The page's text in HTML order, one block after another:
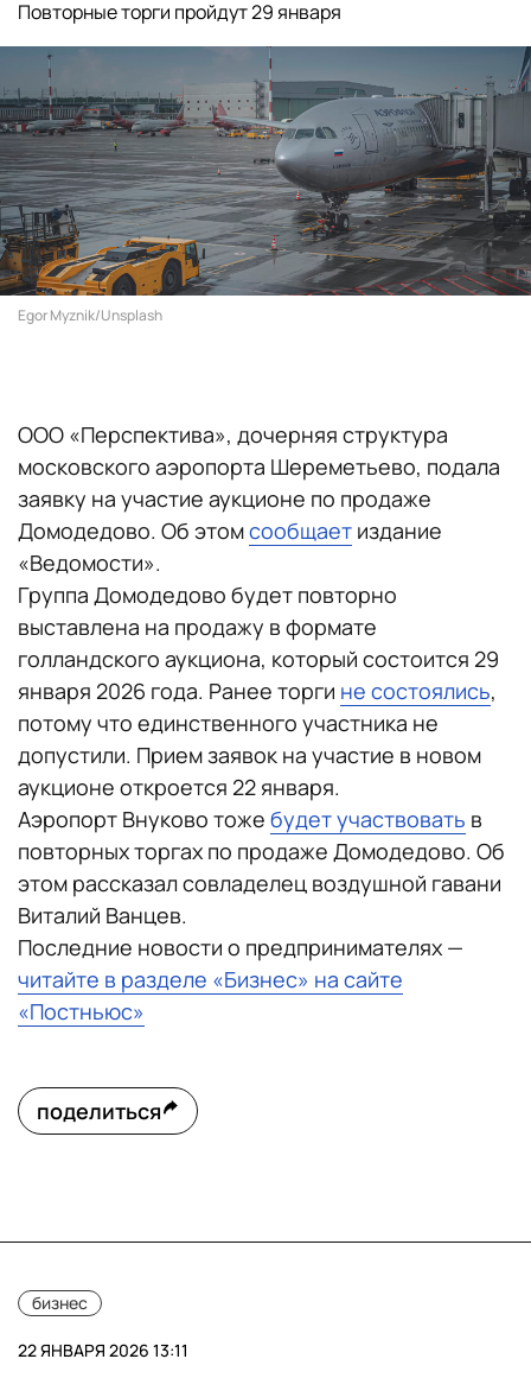
Повторные торги пройдут 29 января
Egor Myznik/Unsplash
ООО «Перспектива», дочерняя структура
московского аэропорта Шереметьево, подала
заявку на участие аукционе по продаже
Домодедово. Об этомсообщает издание
«Ведомости».
Группа Домодедово будет повторно
выставлена на продажу в формате
голландского аукциона, который состоится 29
января 2026 года. Ранее торги не состоялись,
потому что единственного участника не
допустили. Прием заявок на участие в новом
аукционе откроется 22 января.
Аэропорт Внуково тоже будет участвовать в
повторных торгах по продаже Домодедово. Об
этом рассказал совладелец воздушной гавани
Виталий Ванцев.
Последние новости о предпринимателях —
читайте в разделе «Бизнес» на сайте
«Постньюс»
поделиться
бизнес
22 ЯНВАРЯ 2026 13:11